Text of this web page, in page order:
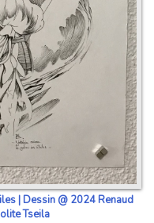
| Dessin @ 2024 Renaud
Tseila